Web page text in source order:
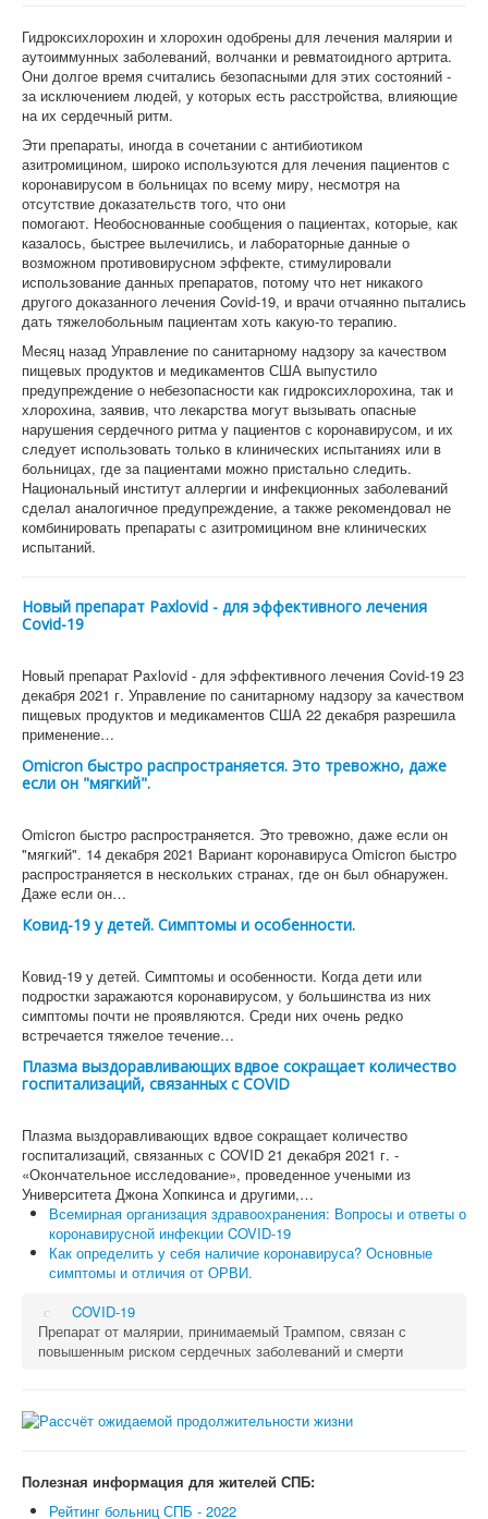
Гидроксихлорохин и хлорохин одобрены для лечения малярии и
аутоиммунных заболеваний, волчанки и ревматоидного артрита.
Они долгое время считались безопасными для этих состояний -
за исключением людей, у которых есть расстройства, влияющие
на их сердечный ритм.
Эти препараты, иногда в сочетании с антибиотиком
азитромицином, широко используются для лечения пациентов с
коронавирусом в больницах по всему миру, несмотря на
отсутствие доказательств того, что они
помогают. Необоснованные сообщения о пациентах, которые, как
казалось, быстрее вылечились, и лабораторные данные о
возможном противовирусном эффекте, стимулировали
использование данных препаратов, потому что нет никакого
другого доказанного лечения Covid-19, и врачи отчаянно пытались
дать тяжелобольным пациентам хоть какую-то терапию.
Месяц назад Управление по санитарному надзору за качеством
пищевых продуктов и медикаментов США выпустило
предупреждение о небезопасности как гидроксихлорохина, так и
хлорохина, заявив, что лекарства могут вызывать опасные
нарушения сердечного ритма у пациентов с коронавирусом, и их
следует использовать только в клинических испытаниях или в
больницах, где за пациентами можно пристально следить.
Национальный институт аллергии и инфекционных заболеваний
сделал аналогичное предупреждение, а также рекомендовал не
комбинировать препараты с азитромицином вне клинических
испытаний.
Новый препарат Paxlovid - для эффективного лечения
Covid-19
Новый препарат Paxlovid - для эффективного лечения Covid-19 23
декабря 2021 г. Управление по санитарному надзору за качеством
пищевых продуктов и медикаментов США 22 декабря разрешила
применение…
Omicron быстро распространяется. Это тревожно, даже
если он "мягкий".
Omicron быстро распространяется. Это тревожно, даже если он
"мягкий". 14 декабря 2021 Вариант коронавируса Omicron быстро
распространяется в нескольких странах, где он был обнаружен.
Даже если он…
Ковид-19 у детей. Симптомы и особенности.
Ковид-19 у детей. Симптомы и особенности. Когда дети или
подростки заражаются коронавирусом, у большинства из них
симптомы почти не проявляются. Среди них очень редко
встречается тяжелое течение…
Плазма выздоравливающих вдвое сокращает количество
госпитализаций, связанных с COVID
Плазма выздоравливающих вдвое сокращает количество
госпитализаций, связанных с COVID 21 декабря 2021 г. -
«Окончательное исследование», проведенное учеными из
Университета Джона Хопкинса и другими,…
Всемирная организация здравоохранения: Вопросы и ответы о
коронавирусной инфекции COVID-19
Как определить у себя наличие коронавируса? Основные
симптомы и отличия от ОРВИ.
COVID-19
Препарат от малярии, принимаемый Трампом, связан с
повышенным риском сердечных заболеваний и смерти
Полезная информация для жителей СПБ:
Рейтинг больниц СПБ - 2022